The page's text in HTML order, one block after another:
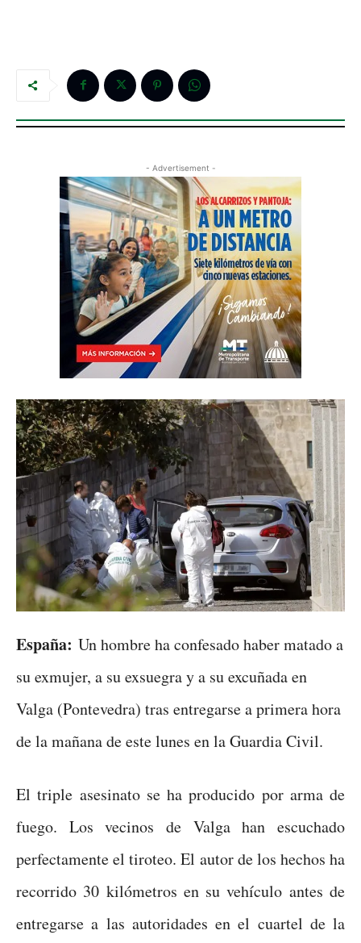
- Advertisement -
España: Un hombre ha confesado haber matado a
su exmujer, a su exsuegra y a su excuñada en
Valga (Pontevedra) tras entregarse a primera hora
de la mañana de este lunes en la Guardia Civil.
El triple asesinato se ha producido por arma de
fuego. Los vecinos de Valga han escuchado
perfectamente el tiroteo. El autor de los hechos ha
recorrido 30 kilómetros en su vehículo antes de
entregarse a las autoridades en el cuartel de la